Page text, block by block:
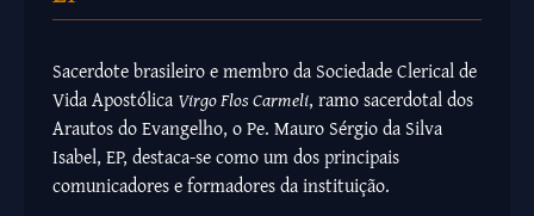
Sacerdote brasileiro e membro da Sociedade Clerical de
Vida Apostólica Virgo Flos Carmeli, ramo sacerdotal dos
Arautos do Evangelho, o Pe. Mauro Sérgio da Silva
Isabel, EP, destaca-se como um dos principais
comunicadores e formadores da instituição.